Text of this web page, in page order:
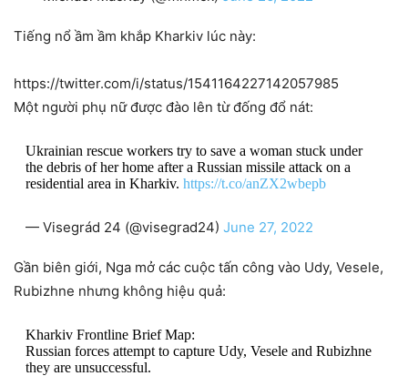
Tiếng nổ ầm ầm khắp Kharkiv lúc này:
https://twitter.com/i/status/1541164227142057985
Một người phụ nữ được đào lên từ đống đổ nát:
Ukrainian rescue workers try to save a woman stuck under
the debris of her home after a Russian missile attack on a
residential area in Kharkiv. https://t.co/anZX2wbepb
— Visegrád 24 (@visegrad24) June 27, 2022
Gần biên giới, Nga mở các cuộc tấn công vào Udy, Vesele,
Rubizhne nhưng không hiệu quả:
Kharkiv Frontline Brief Map:
Russian forces attempt to capture Udy, Vesele and Rubizhne
they are unsuccessful.